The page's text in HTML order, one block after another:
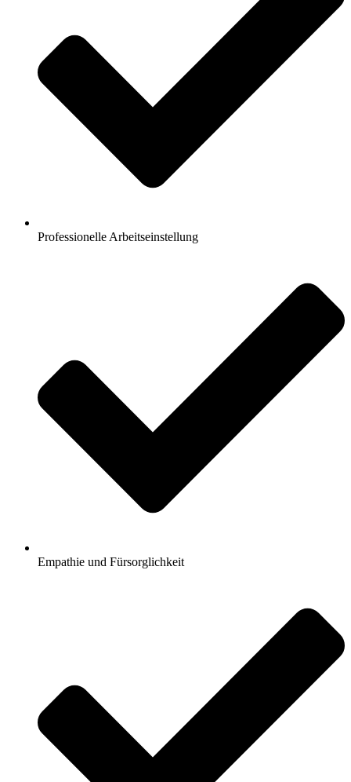
Professionelle Arbeitseinstellung
Empathie und Fürsorglichkeit